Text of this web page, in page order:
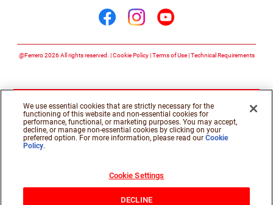
@Ferrero 2026 All rights reserved. Cookie Policy Terms of Use Technical Requirements
We use essential cookies that are strictly necessary for the
functioning of this website and non-essential cookies for
performance, functional, or marketing purposes. You may accept,
decline, or manage non-essential cookies by clicking on your
preferred option. For more information, please read ourCookie
Policy.
Cookie Settings
DECLINE